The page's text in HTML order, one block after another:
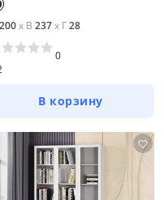
200x В 237x Г28
0
В корзину